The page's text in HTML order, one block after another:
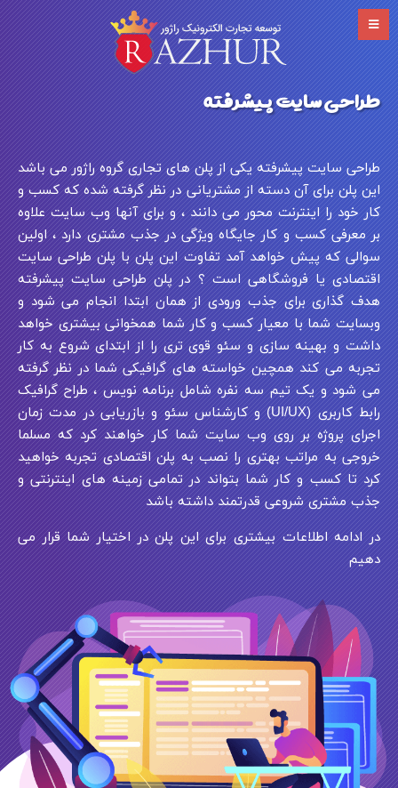
طراحی سایت پیشرفته
طراحی سایت پیشرفته یکی از پلن های تجاری گروه راژور می باشد
این پلن برای آن دسته از مشتریانی در نظر گرفته شده که کسب و
کار خود را اینترنت محور می دانند ، و برای آنها وب سایت علاوه
بر معرفی کسب و کار جایگاه ویژگی در جذب مشتری دارد ، اولین
سوالی که پیش خواهد آمد تفاوت این پلن با پلن طراحی سایت
اقتصادی یا فروشگاهی است ؟ در پلن طراحی سایت پیشرفته
هدف گذاری برای جذب ورودی از همان ابتدا انجام می شود و
وبسایت شما با معیار کسب و کار شما همخوانی بیشتری خواهد
داشت و بهینه سازی و سئو قوی تری را از ابتدای شروع به کار
تجربه می کند همچین خواسته های گرافیکی شما در نظر گرفته
می شود و یک تیم سه نفره شامل برنامه نویس ، طراح گرافیک
رابط کاربری (UI/UX) و کارشناس سئو و بازریابی در مدت زمان
اجرای پروژه بر روی وب سایت شما کار خواهند کرد که مسلما
خروجی به مراتب بهتری را نصب به پلن اقتصادی تجربه خواهید
کرد تا کسب و کار شما بتواند در تمامی زمینه های اینترنتی و
جذب مشتری شروعی قدرتمند داشته باشد
در ادامه اطلاعات بیشتری برای این پلن در اختیار شما قرار می
دهیم